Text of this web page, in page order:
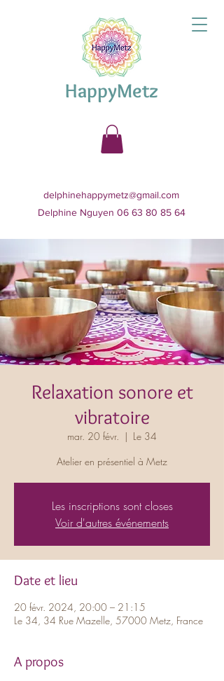
HappyMetz
delphinehappymetz@gmail.com
Delphine Nguyen 06 63 80 85 64
Relaxation sonore et
vibratoire
mar. 20 févr.
  |
Le 34
Atelier en présentiel à Metz
Les inscriptions sont closes
Voir d'autres événements
Date et lieu
20 févr. 2024, 20:00 – 21:15
Le 34, 34 Rue Mazelle, 57000 Metz, France
A propos